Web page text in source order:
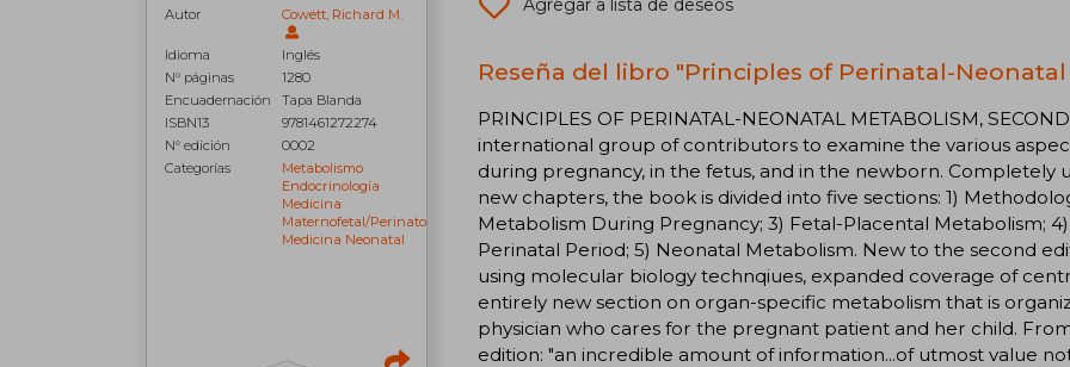
Autor
Cowett, Richard M.
Idioma
Inglés
N° páginas
1280
Encuadernación
Tapa Blanda
ISBN13
9781461272274
N° edición
0002
Categorías
Metabolismo
Endocrinología
Medicina
Maternofetal/perinatología
Medicina Neonatal
Agregar a lista de deseos
Reseña del libro "Principles of Perinatal-
PRINCIPLES OF PERINATAL-NEONATAL METABOLISM,
international group of contributors to examine the various
during pregnancy, in the fetus, and in the newborn. Completely
new chapters, the book is divided into five sections: 1)
Metabolism During Pregnancy; 3) Fetal-Placental Metabolism;
Perinatal Period; 5) Neonatal Metabolism. New to the second
using molecular biology technqiues, expanded coverage of
entirely new section on organ-specific metabolism that is
physician who cares for the pregnant patient and her child.
edition: "an incredible amount of information...of utmost value